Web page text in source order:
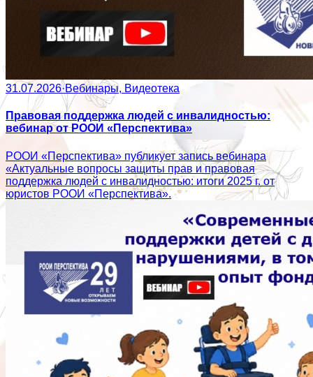
31.07.2026·Вебинары, Видеотека
Правовая поддержка людей с инвалидностью:
вебинар от РООИ «Перспектива»
РООИ «Перспектива» публикует запись вебинара
«Актуальные вопросы защиты прав и правовая
поддержка людей с инвалидностью: итоги 2025 г. от
юристов РООИ «Перспектива».